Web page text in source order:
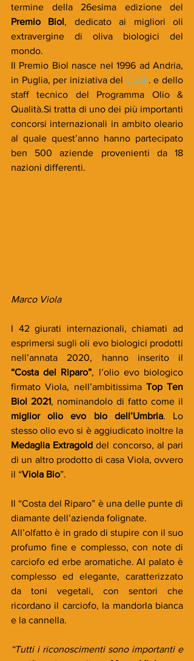
Premio Biol, dedicato ai migliori oli
extravergine di oliva biologici del
mondo.
Il Premio Biol nasce nel 1996 ad Andria,
in Puglia, per iniziativa del C.i.Bi. e dello
staff tecnico del Programma Olio &
Qualità.Si tratta di uno dei più importanti
concorsi internazionali in ambito oleario
al quale quest’anno hanno partecipato
ben 500 aziende provenienti da 18
nazioni differenti.
Marco Viola
I 42 giurati internazionali, chiamati ad
esprimersi sugli oli evo biologici prodotti
“Costa del Riparo”, l’olio evo biologico
firmato Viola, nell’ambitissima Top Ten
Biol 2021
miglior olio evo bio dell’Umbria. Lo
Medaglia Extragold del concorso, al pari
di un altro prodotto di casa Viola, ovvero
il “Viola Bio”.
Il “Costa del Riparo” è una delle punte di
diamante dell’azienda folignate.
All’olfatto è in grado di stupire con il suo
profumo fine e complesso, con note di
carciofo ed erbe aromatiche. Al palato è
complesso ed elegante, caratterizzato
da toni vegetali, con sentori che
ricordano il carciofo, la mandorla bianca
e la cannella.
“Tutti i riconoscimenti sono importanti e